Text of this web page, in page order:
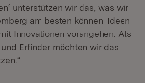
unterstützen wir das, was wir
am besten können: Ideen
Innovationen vorangehen. Als
Erfinder möchten wir das